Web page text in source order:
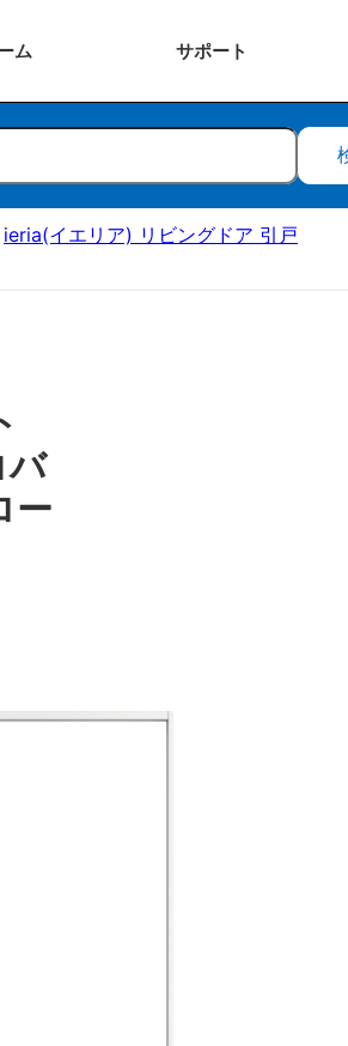
ム サポート
ieria(イエリア) リビングドア 引戸
ー